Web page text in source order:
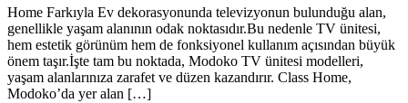
Home Farkıyla Ev dekorasyonunda televizyonun bulunduğu alan,
genellikle yaşam alanının odak noktasıdır.Bu nedenle TV ünitesi,
hem estetik görünüm hem de fonksiyonel kullanım açısından büyük
önem taşır.İşte tam bu noktada, Modoko TV ünitesi modelleri,
yaşam alanlarınıza zarafet ve düzen kazandırır. Class Home,
Modoko’da yer alan […]